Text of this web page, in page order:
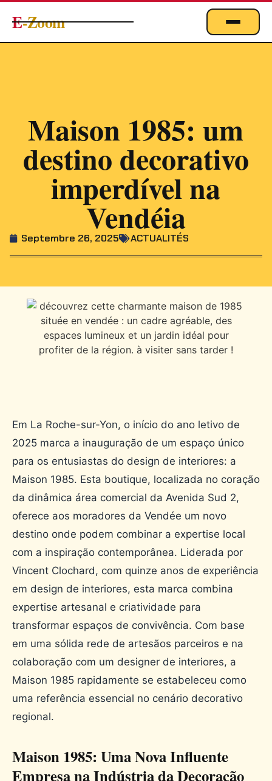
E-Zoom
EMPLOI
MARKETING & DIGITAL
TECHNOLOGIE
Maison 1985: um
destino decorativo
imperdível na
Vendéia
Septembre 26, 2025 ACTUALITÉS
Em La Roche-sur-Yon, o início do ano letivo de
2025 marca a inauguração de um espaço único
para os entusiastas do design de interiores: a
Maison 1985. Esta boutique, localizada no coração
da dinâmica área comercial da Avenida Sud 2,
oferece aos moradores da Vendée um novo
destino onde podem combinar a expertise local
com a inspiração contemporânea. Liderada por
Vincent Clochard, com quinze anos de experiência
em design de interiores, esta marca combina
expertise artesanal e criatividade para
transformar espaços de convivência. Com base
em uma sólida rede de artesãos parceiros e na
colaboração com um designer de interiores, a
Maison 1985 rapidamente se estabeleceu como
uma referência essencial no cenário decorativo
regional.
Maison 1985: Uma Nova Influente
Empresa na Indústria da Decoração